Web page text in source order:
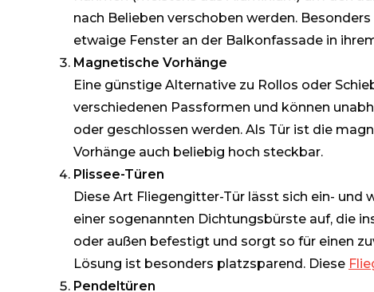
nach Belieben verschoben werden.
etwaige Fenster an der Balkonfassade in
Magnetische Vorhänge
Eine günstige Alternative zu Rollos oder
verschiedenen Passformen und können
oder geschlossen werden. Als Tür ist die
Vorhänge auch beliebig hoch steckbar.
Plissee-Türen
Diese Art Fliegengitter-Tür lässt sich ein- und
einer sogenannten Dichtungsbürste auf, die
oder außen befestigt und sorgt so für einen
Lösung ist besonders platzsparend. Diese
Pendeltüren